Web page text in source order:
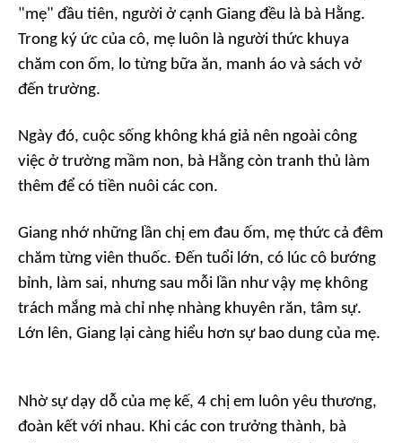
"mẹ" đầu tiên, người ở cạnh Giang đều là bà Hằng.
Trong ký ức của cô, mẹ luôn là người thức khuya
chăm con ốm, lo từng bữa ăn, manh áo và sách vở
đến trường.
Ngày đó, cuộc sống không khá giả nên ngoài công
việc ở trường mầm non, bà Hằng còn tranh thủ làm
thêm để có tiền nuôi các con.
Giang nhớ những lần chị em đau ốm, mẹ thức cả đêm
chăm từng viên thuốc. Đến tuổi lớn, có lúc cô bướng
bỉnh, làm sai, nhưng sau mỗi lần như vậy mẹ không
trách mắng mà chỉ nhẹ nhàng khuyên răn, tâm sự.
Lớn lên, Giang lại càng hiểu hơn sự bao dung của mẹ.
Nhờ sự dạy dỗ của mẹ kế, 4 chị em luôn yêu thương,
đoàn kết với nhau. Khi các con trưởng thành, bà